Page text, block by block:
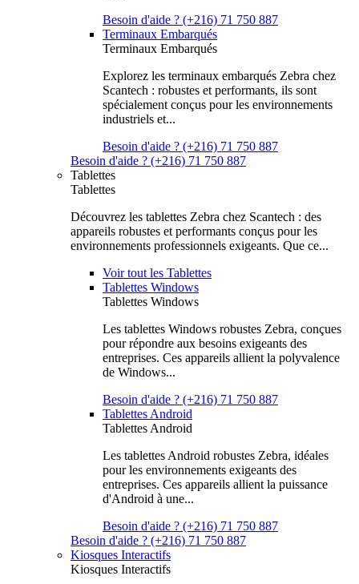
Besoin d'aide ? (+216) 71 750 887
Terminaux Embarqués
Terminaux Embarqués
Explorez les terminaux embarqués Zebra chez
Scantech : robustes et performants, ils sont
spécialement conçus pour les environnements
industriels et...
Besoin d'aide ? (+216) 71 750 887
Besoin d'aide ? (+216) 71 750 887
Tablettes
Tablettes
Découvrez les tablettes Zebra chez Scantech : des
appareils robustes et performants conçus pour les
environnements professionnels exigeants. Que ce...
Voir tout les Tablettes
Tablettes Windows
Tablettes Windows
Les tablettes Windows robustes Zebra, conçues
pour répondre aux besoins exigeants des
entreprises. Ces appareils allient la polyvalence
de Windows...
Besoin d'aide ? (+216) 71 750 887
Tablettes Android
Tablettes Android
Les tablettes Android robustes Zebra, idéales
pour les environnements exigeants des
entreprises. Ces appareils allient la puissance
d'Android à une...
Besoin d'aide ? (+216) 71 750 887
Besoin d'aide ? (+216) 71 750 887
Kiosques Interactifs
Kiosques Interactifs